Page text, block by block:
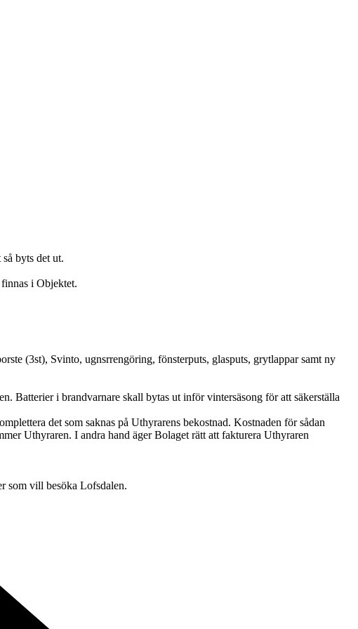
byts det ut.
i Objektet.
(3st), Svinto, ugnsrrengöring, fönsterputs, glasputs, grytlappar samt ny
Batterier i brandvarnare skall bytas ut inför vintersäsong för att säkerställa
det som saknas på Uthyrarens bekostnad. Kostnaden för sådan
Uthyraren. I andra hand äger Bolaget rätt att fakturera Uthyraren
som vill besöka Lofsdalen.